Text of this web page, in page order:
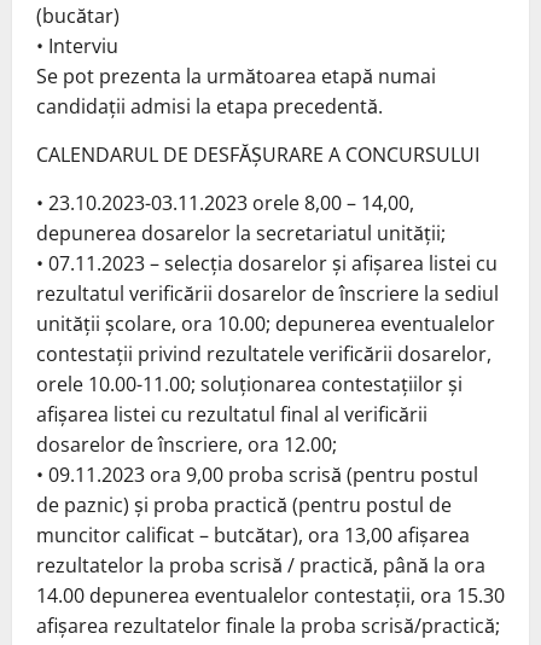
(bucătar)
• Interviu
Se pot prezenta la următoarea etapă numai
candidaţii admisi la etapa precedentă.
CALENDARUL DE DESFĂŞURARE A CONCURSULUI
• 23.10.2023-03.11.2023 orele 8,00 – 14,00,
depunerea dosarelor la secretariatul unităţii;
• 07.11.2023 – selecţia dosarelor şi afişarea listei cu
rezultatul verificării dosarelor de înscriere la sediul
unităţii şcolare, ora 10.00; depunerea eventualelor
contestaţii privind rezultatele verificării dosarelor,
orele 10.00-11.00; soluţionarea contestaţiilor şi
afişarea listei cu rezultatul final al verificării
dosarelor de înscriere, ora 12.00;
• 09.11.2023 ora 9,00 proba scrisă (pentru postul
de paznic) și proba practică (pentru postul de
muncitor calificat – butcătar), ora 13,00 afişarea
rezultatelor la proba scrisă / practică, până la ora
14.00 depunerea eventualelor contestaţii, ora 15.30
afișarea rezultatelor finale la proba scrisă/practică;